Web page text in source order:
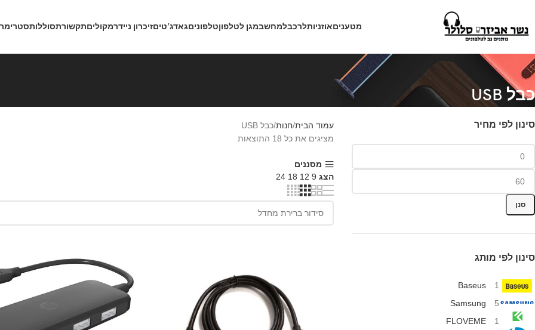
מטעניםאוזניותלרכבלמחשבמגן לטלפוןטלפוניםגאדג’טיםזיכרון ניידרמקוליםתקשורתסוללות
כבל USB
סינון לפי מחיר
סנן
סינון לפי מותג
Baseus
1
Samsung
5
FLOVEME
1
עמוד הבית חנות כבל USB
מציגים את כל ⁦18⁩ התוצאות
מסננים
הצג 9
12
18
24